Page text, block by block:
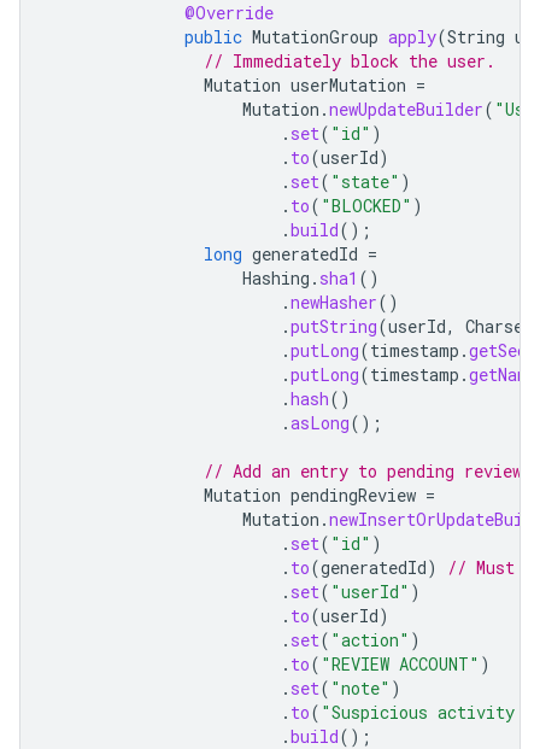
@Override
public MutationGroup apply(String
// Immediately block the user.
Mutation userMutation =
Mutation .newUpdateBuilder(
. set( "id" )
. to(userId)
. set( "state" )
. to( "BLOCKED" )
.build();
long generatedId =
Hashing . sha1 ()
.newHasher()
.putString(userId,
.putLong(timestamp .
.putLong(timestamp .
.hash()
.asLong();
// Add an entry to pending review
Mutation pendingReview =
Mutation .
. set( "id" )
. to(generatedId)
// Must
. set( "userId" )
. to(userId)
. set( "action" )
. to( "REVIEW ACCOUNT" )
. set( "note" )
. to( "Suspicious activity
.build();